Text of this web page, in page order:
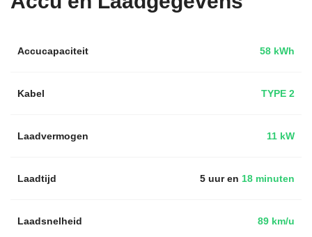
Accucapaciteit 58 kWh
Kabel TYPE 2
Laadvermogen 11 kW
Laadtijd 5 uur en 18 minuten
Laadsnelheid 89 km/u